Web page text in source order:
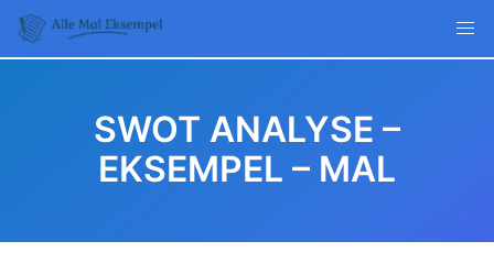
Skip
content
SWOT ANALYSE –
EKSEMPEL – MAL